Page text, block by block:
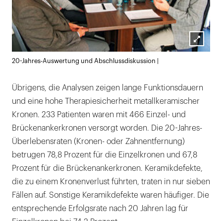
20-Jahres-Auswertung und Abschlussdiskussion |
Übrigens, die Analysen zeigen lange Funktionsdauern
und eine hohe Therapiesicherheit metallkeramischer
Kronen. 233 Patienten waren mit 466 Einzel- und
Brückenankerkronen versorgt worden. Die 20-Jahres-
Überlebensraten (Kronen- oder Zahnentfernung)
betrugen 78,8 Prozent für die Einzelkronen und 67,8
Prozent für die Brückenankerkronen. Keramikdefekte,
die zu einem Kronenverlust führten, traten in nur sieben
Fällen auf. Sonstige Keramikdefekte waren häufiger. Die
entsprechende Erfolgsrate nach 20 Jahren lag für